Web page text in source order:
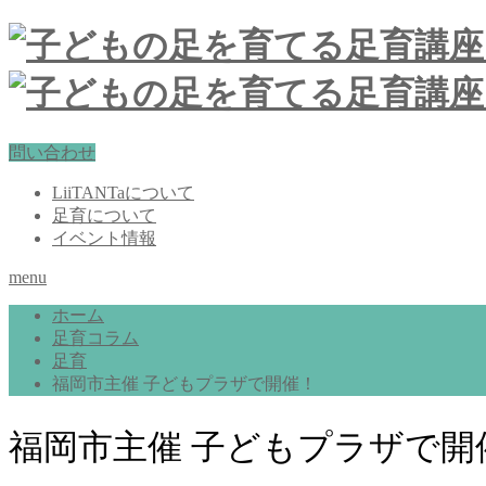
問い合わせ
LiiTANTaについて
足育について
イベント情報
menu
ホーム
足育コラム
足育
福岡市主催 子どもプラザで開催！
福岡市主催 子どもプラザで開